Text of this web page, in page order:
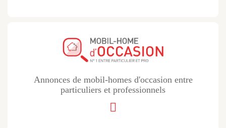
Annonces de mobil-homes d'occasion entre
particuliers et professionnels